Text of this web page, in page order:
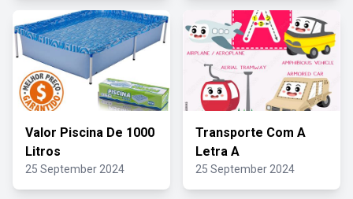
Valor Piscina De 1000
Litros
25 September 2024
Transporte Com A
Letra A
25 September 2024